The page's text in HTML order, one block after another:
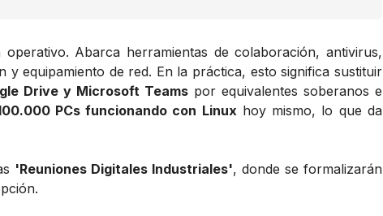
Abarca herramientas de colaboración, antivirus,
y equipamiento de red. En la práctica, esto significa sustituir
Drive y Microsoft Teamspor equivalentes soberanos e
PCs funcionando con Linuxhoy mismo, lo que da
'Reuniones Digitales Industriales', donde se formalizarán